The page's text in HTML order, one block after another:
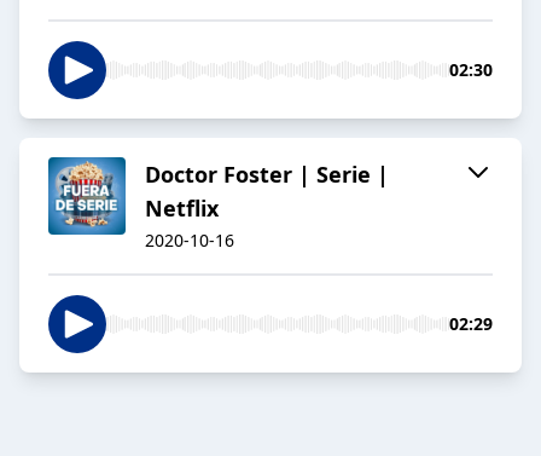
02:30
Doctor Foster | Serie |
Netflix
2020-10-16
02:29